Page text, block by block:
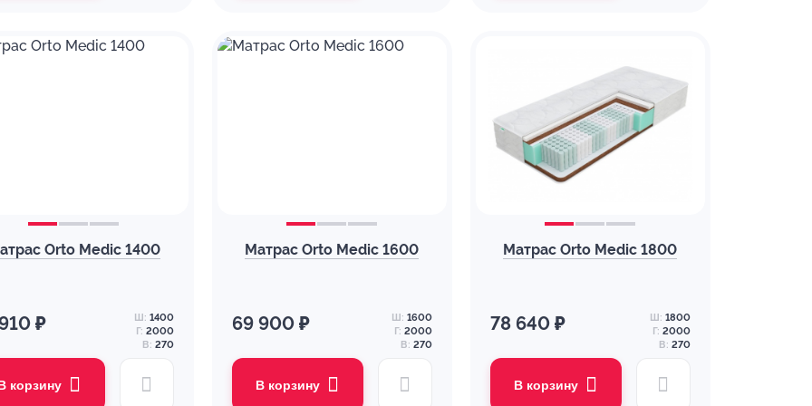
Orto Medic 1400
₽ Ш: 1400
Г: 2000
В: 270
корзину
Матрас Orto Medic 1600
69 900 ₽ Ш: 1600
Г: 2000
В: 270
В корзину
Матрас Orto Medic 1800
78 640 ₽ Ш: 1800
Г: 2000
В: 270
В корзину